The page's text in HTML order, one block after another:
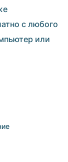
с любого
или